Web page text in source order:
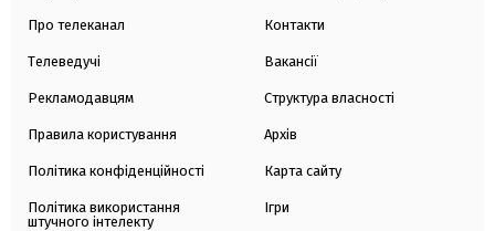
Про телеканал
Телеведучі
Рекламодавцям
Правила користування
Політика конфіденційності
Політика використання
штучного інтелекту
Контакти
Вакансії
Структура власності
Архів
Карта сайту
Ігри